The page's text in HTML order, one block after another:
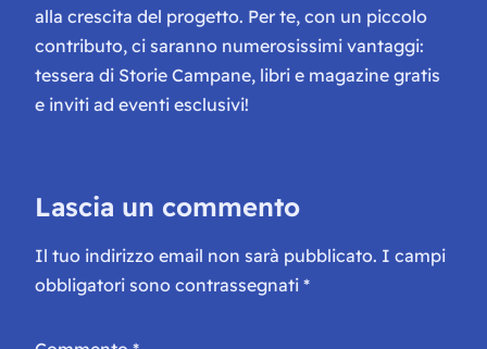
alla crescita del progetto. Per te, con un piccolo
contributo, ci saranno numerosissimi vantaggi:
tessera di Storie Campane, libri e magazine gratis
e inviti ad eventi esclusivi!
Lascia un commento
Il tuo indirizzo email non sarà pubblicato. I campi
obbligatori sono contrassegnati *